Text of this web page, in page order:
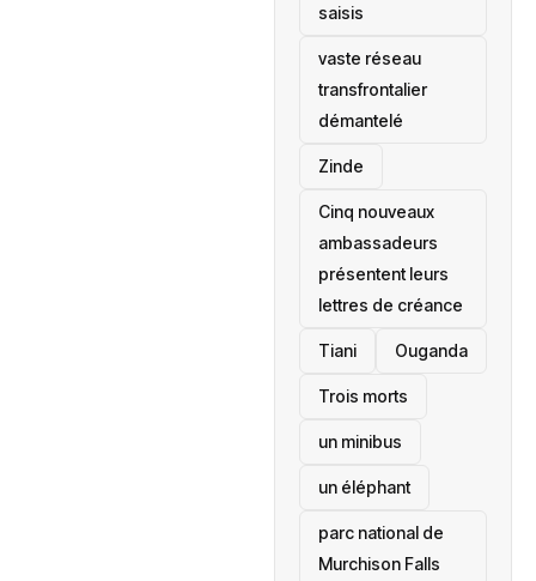
saisis
vaste réseau
transfrontalier
démantelé
Zinde
Cinq nouveaux
ambassadeurs
présentent leurs
lettres de créance
Tiani ‎Ouganda
Trois morts
un minibus
un éléphant
parc national de
Murchison Falls